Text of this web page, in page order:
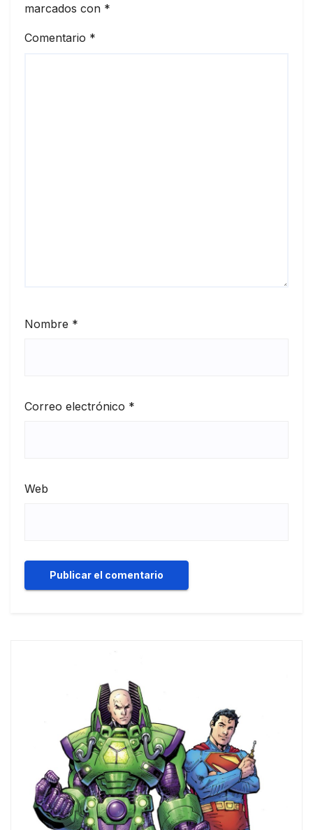
marcados con *
Comentario *
Nombre *
Correo electrónico *
Web